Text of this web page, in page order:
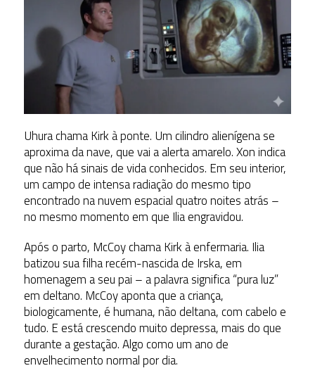
Uhura chama Kirk à ponte. Um cilindro alienígena se
aproxima da nave, que vai a alerta amarelo. Xon indica
que não há sinais de vida conhecidos. Em seu interior,
um campo de intensa radiação do mesmo tipo
encontrado na nuvem espacial quatro noites atrás –
no mesmo momento em que Ilia engravidou.
Após o parto, McCoy chama Kirk à enfermaria. Ilia
batizou sua filha recém-nascida de Irska, em
homenagem a seu pai – a palavra significa “pura luz”
em deltano. McCoy aponta que a criança,
biologicamente, é humana, não deltana, com cabelo e
tudo. E está crescendo muito depressa, mais do que
durante a gestação. Algo como um ano de
envelhecimento normal por dia.